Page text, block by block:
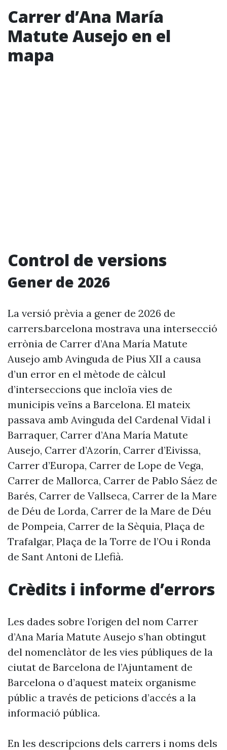
Carrer d’Ana María
Matute Ausejo en el
mapa
Control de versions
Gener de 2026
La versió prèvia a gener de 2026 de
carrers.barcelona mostrava una intersecció
errònia de Carrer d’Ana María Matute
Ausejo amb Avinguda de Pius XII a causa
d’un error en el mètode de càlcul
d’interseccions que incloïa vies de
municipis veïns a Barcelona. El mateix
passava amb Avinguda del Cardenal Vidal i
Barraquer, Carrer d’Ana María Matute
Ausejo, Carrer d’Azorín, Carrer d’Eivissa,
Carrer d’Europa, Carrer de Lope de Vega,
Carrer de Mallorca, Carrer de Pablo Sáez de
Barés, Carrer de Vallseca, Carrer de la Mare
de Déu de Lorda, Carrer de la Mare de Déu
de Pompeia, Carrer de la Sèquia, Plaça de
Trafalgar, Plaça de la Torre de l’Ou i Ronda
de Sant Antoni de Llefià.
Crèdits i informe d’errors
Les dades sobre l’origen del nom Carrer
d’Ana María Matute Ausejo s’han obtingut
del nomenclàtor de les vies públiques de la
ciutat de Barcelona de l’Ajuntament de
Barcelona o d’aquest mateix organisme
públic a través de peticions d’accés a la
informació pública.
En les descripcions dels carrers i noms dels